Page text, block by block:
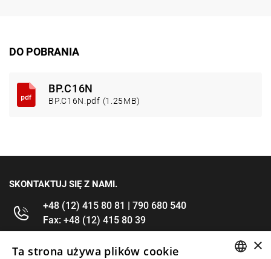
DO POBRANIA
BP.C16N
BP.C16N.pdf (1.25MB)
SKONTAKTUJ SIĘ Z NAMI.
+48 (12) 415 80 81 | 790 680 540
Fax: +48 (12) 415 80 39
kontakt@im-narzedzia.pl ×
Ta strona używa plików cookie